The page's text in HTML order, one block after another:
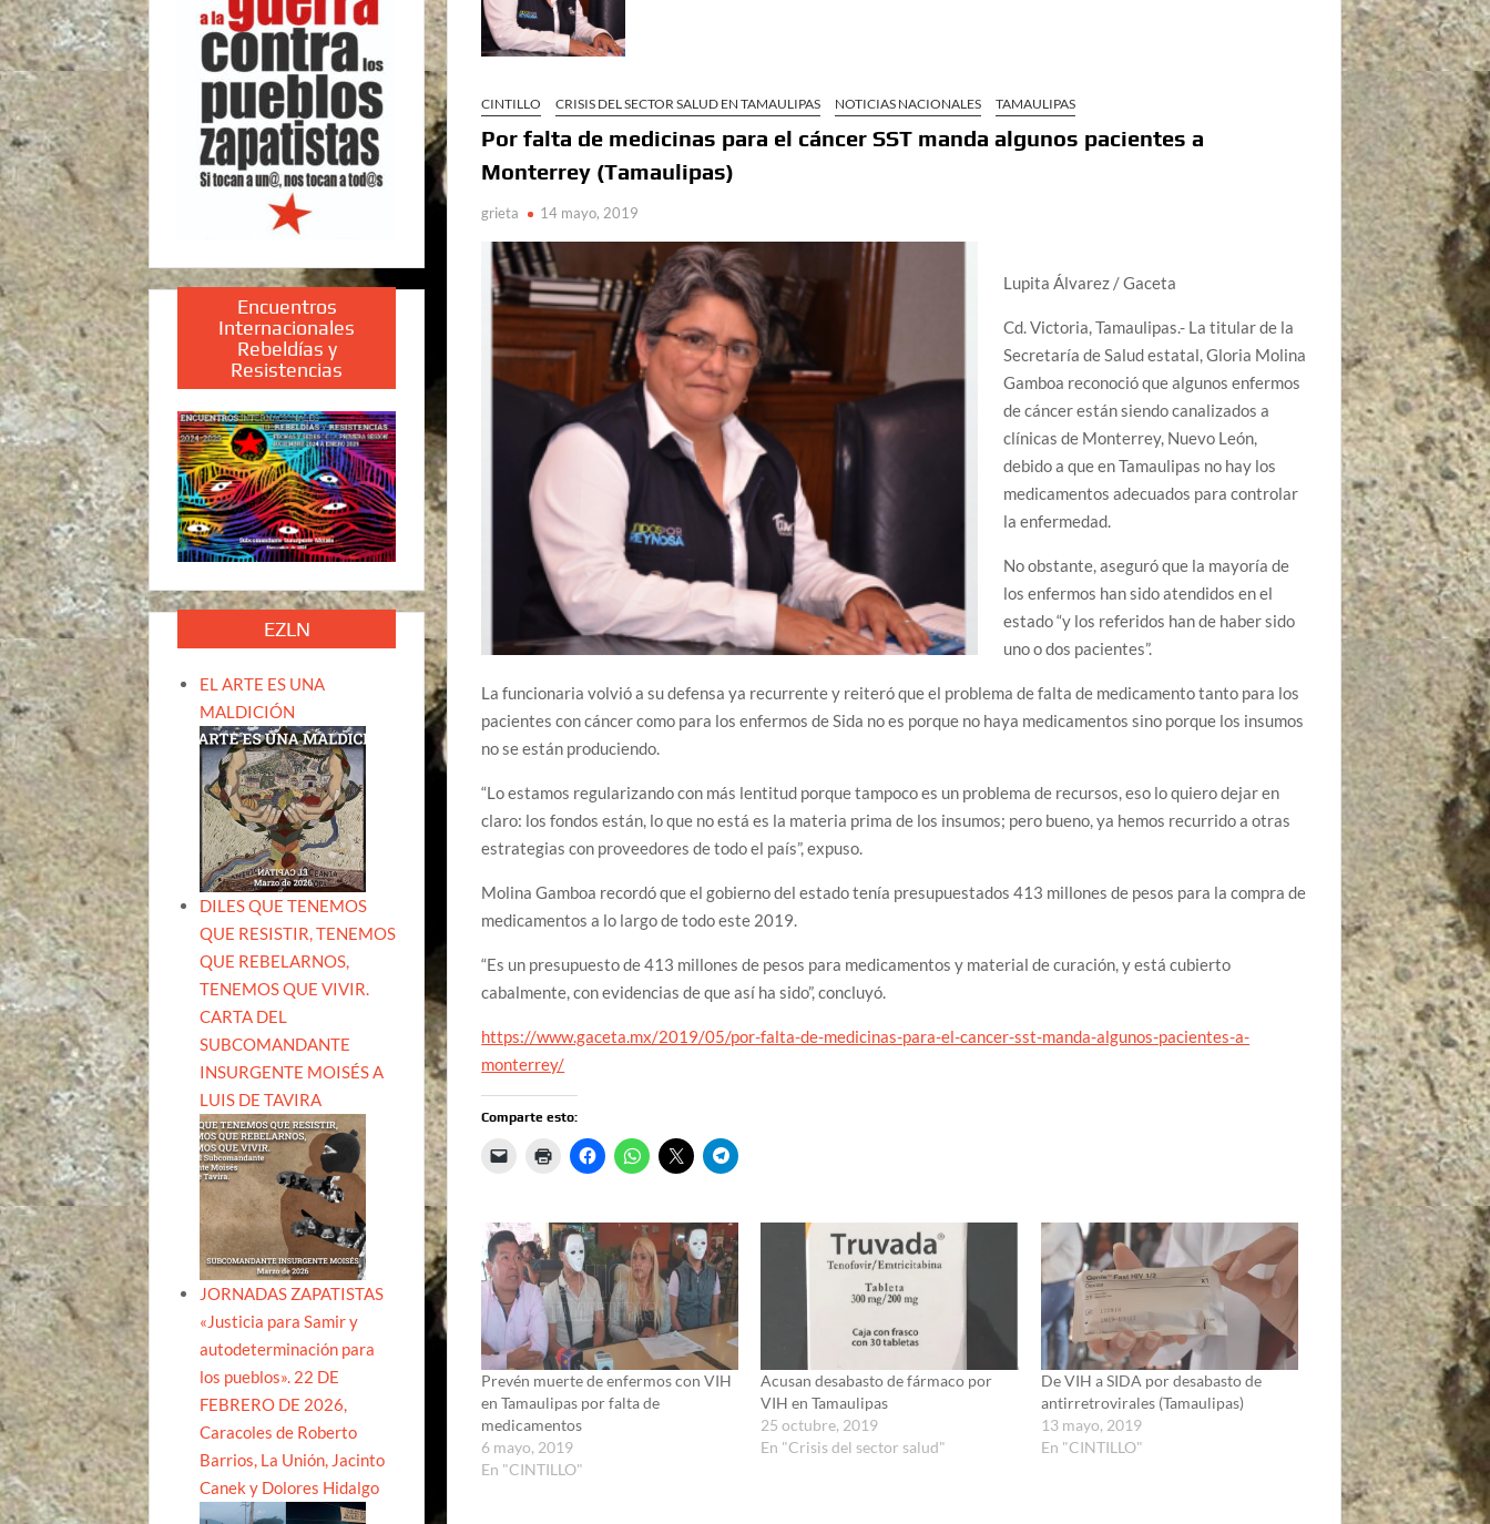
CINTILLO CRISIS DEL SECTOR SALUD EN TAMAULIPAS NOTICIAS NACIONALES TAMAULIPAS
Por falta de medicinas para el cáncer SST manda algunos pacientes a
Monterrey (Tamaulipas)
grieta 14 mayo, 2019
Lupita Álvarez / Gaceta
Cd. Victoria, Tamaulipas.- La titular de la
Secretaría de Salud estatal, Gloria Molina
Gamboa reconoció que algunos enfermos
de cáncer están siendo canalizados a
clínicas de Monterrey, Nuevo León,
debido a que en Tamaulipas no hay los
medicamentos adecuados para controlar
la enfermedad.
No obstante, aseguró que la mayoría de
los enfermos han sido atendidos en el
estado “y los referidos han de haber sido
uno o dos pacientes”.
La funcionaria volvió a su defensa ya recurrente y reiteró que el problema de falta de medicamento tanto para los
pacientes con cáncer como para los enfermos de Sida no es porque no haya medicamentos sino porque los insumos
no se están produciendo.
“Lo estamos regularizando con más lentitud porque tampoco es un problema de recursos, eso lo quiero dejar en
claro: los fondos están, lo que no está es la materia prima de los insumos; pero bueno, ya hemos recurrido a otras
estrategias con proveedores de todo el país”, expuso.
Molina Gamboa recordó que el gobierno del estado tenía presupuestados 413 millones de pesos para la compra de
medicamentos a lo largo de todo este 2019.
“Es un presupuesto de 413 millones de pesos para medicamentos y material de curación, y está cubierto
cabalmente, con evidencias de que así ha sido”, concluyó.
https://www.gaceta.mx/2019/05/por-falta-de-medicinas-para-el-cancer-sst-manda-algunos-pacientes-a-
monterrey/
Comparte esto:
Prevén muerte de enfermos con VIH
en Tamaulipas por falta de
medicamentos
6 mayo, 2019
En "CINTILLO"
Acusan desabasto de fármaco por
VIH en Tamaulipas
25 octubre, 2019
En "Crisis del sector salud"
De VIH a SIDA por desabasto de
antirretrovirales (Tamaulipas)
13 mayo, 2019
En "CINTILLO"
Encuentros
Internacionales
Rebeldías y
Resistencias
EZLN
EL ARTE ES UNA
MALDICIÓN
DILES QUE TENEMOS
QUE RESISTIR, TENEMOS
QUE REBELARNOS,
TENEMOS QUE VIVIR.
CARTA DEL
SUBCOMANDANTE
INSURGENTE MOISÉS A
LUIS DE TAVIRA
JORNADAS ZAPATISTAS
«Justicia para Samir y
autodeterminación para
los pueblos». 22 DE
FEBRERO DE 2026,
Caracoles de Roberto
Barrios, La Unión, Jacinto
Canek y Dolores Hidalgo